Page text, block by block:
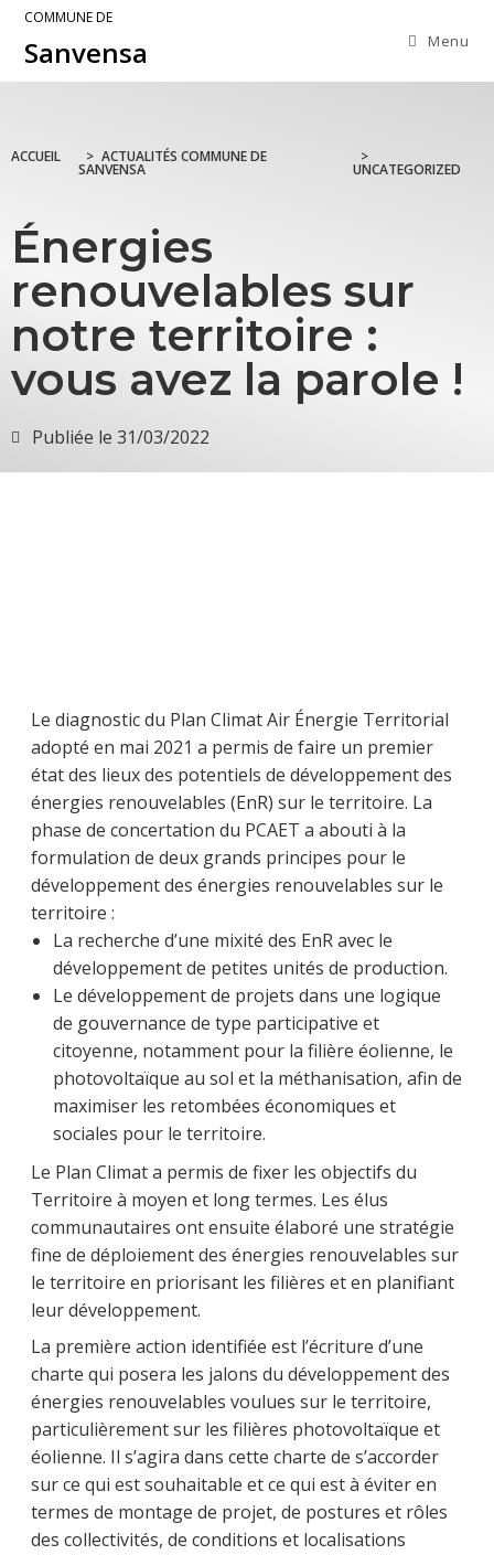
COMMUNE DE
Sanvensa Menu
ACCUEIL > ACTUALITÉS COMMUNE DE
SANVENSA
>
UNCATEGORIZED
Énergies
renouvelables sur
notre territoire :
vous avez la parole !
Publiée le 31/03/2022
Le diagnostic du Plan Climat Air Énergie Territorial
adopté en mai 2021 a permis de faire un premier
état des lieux des potentiels de développement des
énergies renouvelables (EnR) sur le territoire. La
phase de concertation du PCAET a abouti à la
formulation de deux grands principes pour le
développement des énergies renouvelables sur le
territoire :
La recherche d’une mixité des EnR avec le
développement de petites unités de production.
Le développement de projets dans une logique
de gouvernance de type participative et
citoyenne, notamment pour la filière éolienne, le
photovoltaïque au sol et la méthanisation, afin de
maximiser les retombées économiques et
sociales pour le territoire.
Le Plan Climat a permis de fixer les objectifs du
Territoire à moyen et long termes. Les élus
communautaires ont ensuite élaboré une stratégie
fine de déploiement des énergies renouvelables sur
le territoire en priorisant les filières et en planifiant
leur développement.
La première action identifiée est l’écriture d’une
charte qui posera les jalons du développement des
énergies renouvelables voulues sur le territoire,
particulièrement sur les filières photovoltaïque et
éolienne. Il s’agira dans cette charte de s’accorder
sur ce qui est souhaitable et ce qui est à éviter en
termes de montage de projet, de postures et rôles
des collectivités, de conditions et localisations